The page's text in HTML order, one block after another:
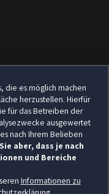
die es möglich machen
herzustellen. Hierfür
für das Betreiben der
ausgewertet
nach Ihrem Belieben
aber, dass je nach
und Bereiche
Informationen zu